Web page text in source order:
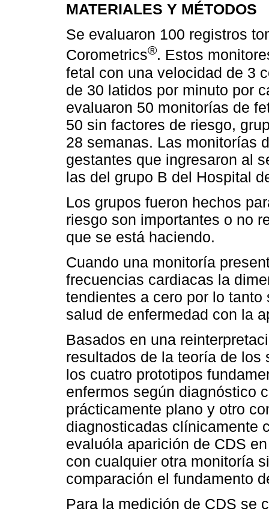
MATERIALES Y MÉTODOS
Se evaluaron 100 registros
Corometrics®. Estos
fetal con una velocidad de 3
de 30 latidos por minuto por
evaluaron 50 monitorías de
50 sin factores de riesgo,
28 semanas. Las monitorías
gestantes que ingresaron al
las del grupo B del Hospital
Los grupos fueron hechos
riesgo son importantes o no
que se está haciendo.
Cuando una monitoría
frecuencias cardiacas la
tendientes a cero por lo
salud de enfermedad con la
Basados en una
resultados de la teoría de
los cuatro prototipos
enfermos según diagnóstico
prácticamente plano y otro
diagnosticadas clínicamente
evaluóla aparición de CDS
con cualquier otra monitoría
comparación el fundamento
Para la medición de CDS se